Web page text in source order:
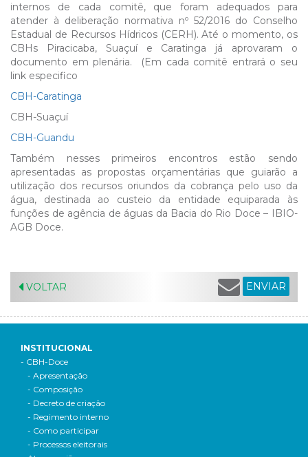
internos de cada comitê, que foram adequados para
atender à deliberação normativa nº 52/2016 do Conselho
Estadual de Recursos Hídricos (CERH). Até o momento, os
CBHs Piracicaba, Suaçuí e Caratinga já aprovaram o
documento em plenária. (Em cada comitê entrará o seu
link especifico
CBH-Caratinga
CBH-Suaçuí
CBH-Guandu
Também nesses primeiros encontros estão sendo
apresentadas as propostas orçamentárias que guiarão a
utilização dos recursos oriundos da cobrança pelo uso da
água, destinada ao custeio da entidade equiparada às
funções de agência de águas da Bacia do Rio Doce – IBIO-
AGB Doce.
VOLTAR ENVIAR
INSTITUCIONAL
- CBH-Doce
- Apresentação
- Composição
- Decreto de criação
- Regimento interno
- Como participar
- Processos eleitorais